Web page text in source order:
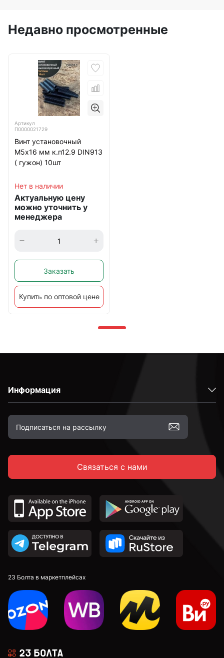
Недавно просмотренные
Артикул
П0000021729
Винт установочный
М5х16 мм к.п12.9 DIN913
( гужон) 10шт
Нет в наличии
Актуальную цену
можно уточнить у
менеджера
Заказать
Купить по оптовой цене
Информация
Связаться с нами
23 Болта в маркетплейсах